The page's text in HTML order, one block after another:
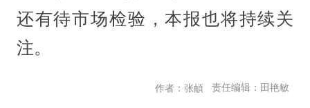
还有待市场检验，本报也将持续关
注。
作者：张頔 责任编辑：田艳敏